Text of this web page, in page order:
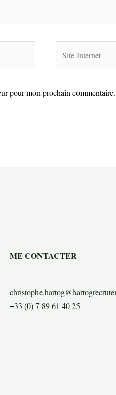
Internet
pour mon prochain commentaire.
ME CONTACTER
+33 (0) 7 89 61 40 25